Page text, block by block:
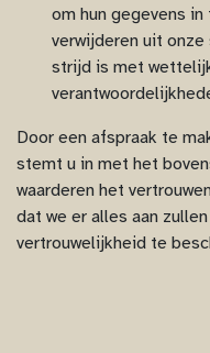
om hun gegevens
verwijderen uit
strijd is met
Door een afspraak te
stemt u in met het
waarderen het
dat we er alles aan
vertrouwelijkheid te